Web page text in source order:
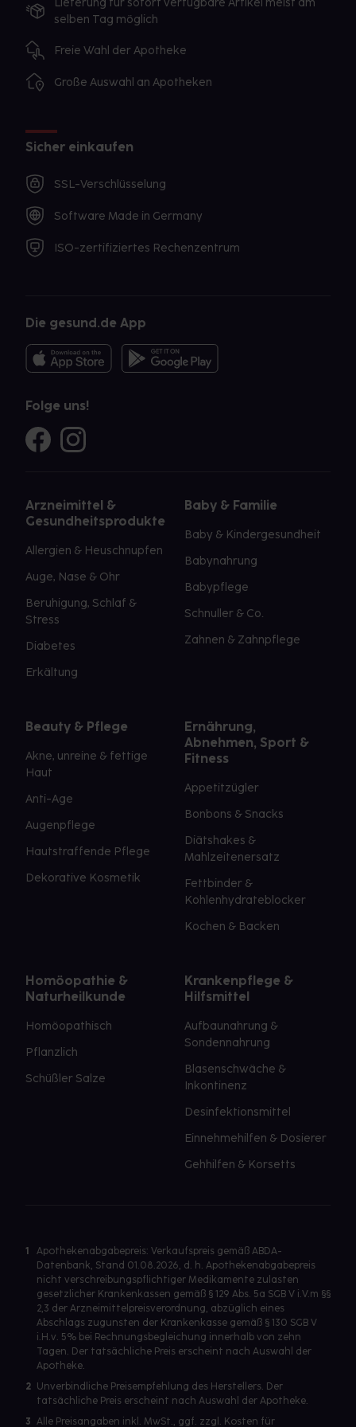
Lieferung für sofort verfügbare Artikel meist am
selben Tag möglich
Freie Wahl der Apotheke
Große Auswahl an Apotheken
Sicher einkaufen
SSL-Verschlüsselung
Software Made in Germany
ISO-zertifiziertes Rechenzentrum
Die gesund.de App
Folge uns!
Arzneimittel &
Gesundheitsprodukte
Allergien & Heuschnupfen
Auge, Nase & Ohr
Beruhigung, Schlaf &
Stress
Diabetes
Erkältung
Baby & Familie
Baby & Kindergesundheit
Babynahrung
Babypflege
Schnuller & Co.
Zahnen & Zahnpflege
Beauty & Pflege
Akne, unreine & fettige
Haut
Anti-Age
Augenpflege
Hautstraffende Pflege
Dekorative Kosmetik
Ernährung,
Abnehmen, Sport &
Fitness
Appetitzügler
Bonbons & Snacks
Diätshakes &
Mahlzeitenersatz
Fettbinder &
Kohlenhydrateblocker
Kochen & Backen
Homöopathie &
Naturheilkunde
Homöopathisch
Pflanzlich
Schüßler Salze
Krankenpflege &
Hilfsmittel
Aufbaunahrung &
Sondennahrung
Blasenschwäche &
Inkontinenz
Desinfektionsmittel
Einnehmehilfen & Dosierer
Gehhilfen & Korsetts
1
Apothekenabgabepreis: Verkaufspreis gemäß ABDA-
Datenbank, Stand 01.08.2026, d. h. Apothekenabgabepreis
nicht verschreibungspflichtiger Medikamente zulasten
gesetzlicher Krankenkassen gemäß § 129 Abs. 5a SGB V i.V.m §§
2,3 der Arzneimittelpreisverordnung, abzüglich eines
Abschlags zugunsten der Krankenkasse gemäß § 130 SGB V
i.H.v. 5% bei Rechnungsbegleichung innerhalb von zehn
Tagen. Der tatsächliche Preis erscheint nach Auswahl der
Apotheke.
2 Unverbindliche Preisempfehlung des Herstellers. Der
tatsächliche Preis erscheint nach Auswahl der Apotheke.
3 Alle Preisangaben inkl. MwSt., ggf. zzgl. Kosten für